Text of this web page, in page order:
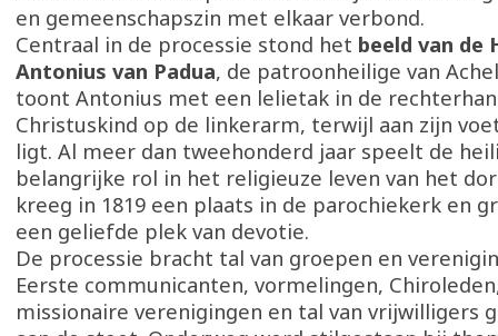
en gemeenschapszin met elkaar verbond.
Centraal in de processie stond het beeld van de
Antonius van Padua, de patroonheilige van
toont Antonius met een lelietak in de
Christuskind op de linkerarm, terwijl aan zijn
ligt. Al meer dan tweehonderd jaar speelt de
belangrijke rol in het religieuze leven van het
kreeg in 1819 een plaats in de parochiekerk en
een geliefde plek van devotie.
De processie bracht tal van groepen en
Eerste communicanten, vormelingen,
missionaire verenigingen en tal van vrijwilligers